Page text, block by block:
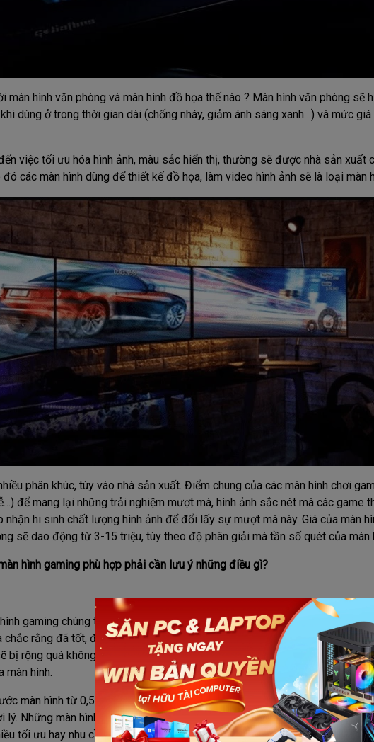
màn hình văn phòng và màn hình đồ họa thế nào ? Màn hình văn phòng sẽ
dùng ở trong thời gian dài (chống nháy, giảm ánh sáng xanh…) và mức
việc tối ưu hóa hình ảnh, màu sắc hiển thị, thường sẽ được nhà sản xuất
các màn hình dùng để thiết kế đồ họa, làm video hình ảnh sẽ là loại màn
phân khúc, tùy vào nhà sản xuất. Điểm chung của các màn hình chơi
để mang lại những trải nghiệm mượt mà, hình ảnh sắc nét mà các game
hi sinh chất lượng hình ảnh để đổi lấy sự mượt mà này. Giá của màn
sẽ dao động từ 3-15 triệu, tùy theo độ phân giải mà tần số quét của màn
hình gaming phù hợp phải cần lưu ý những điều gì?
gaming chúng ta cần phải cân nhắc về việc lựa chọn kích thước của
rằng đã tốt, đúng là màn hình càng to thì nhìn vào hình ảnh hiện thị sẽ
bị rộng quá không nhìn hết được rìa màn hình, chưa kể đến những lúc cần
màn hình.
màn hình từ 0,5 đến 1m, kích thước màn hình 24-27inch sẽ là tối ưu nhất.
Những màn hình lớn như 32-34 đang xuất hiện trên thị trường cũng
tối ưu hay nhu cầu mà những game thủ chuyên nghiệp đang yêu cầu.